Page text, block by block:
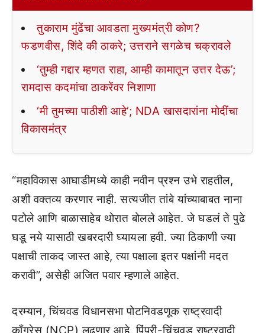
तुकाराम मुंढेंचा आवडता मुख्यमंत्री कोण?
फडणवीस, शिंदे की ठाकरे; उत्तराने सगळेच चक्रावले
‘तुम्ही गद्दार म्हणत राहा, आम्ही कामातून उत्तर देऊ’;
रामदास कदमांचा ठाकरेंवर निशाणा
‘मी तुमच्या पाठीशी आहे’; NDA खासदारांना मोदींचा
विकासमंत्र
“महाविकास आघाडीमध्ये काही नवीन प्रश्न उभे राहतील,
अशी वक्तव्य करणार नाही. सत्यजीत तांबे यांच्याबाबत नाना
पटोले आणि बाळासाहेब थोरात बोलले आहेत. जे घडलं ते पुढे
घडू नये यासाठी खबरदारी घ्यायला हवी. ज्या ठिकाणी ज्या
पक्षाची ताकद जास्त आहे, त्या पक्षाला इतर पक्षांनी मदत
करावी”, असेही अजित पवार म्हणाले आहेत.
दरम्यान, चिंचवड विधानसभा पोटनिवडणूक राष्ट्रवादी
काँग्रेस (NCP) लढणार आहे. पिंपरी-चिंचवड राष्ट्रवादी